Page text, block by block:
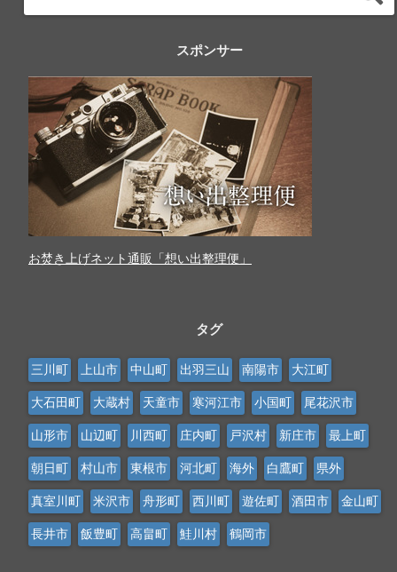
スポンサー
お焚き上げネット通販「想い出整理便」
タグ
三川町 上山市 中山町 出羽三山 南陽市 大江町
大石田町 大蔵村 天童市 寒河江市 小国町 尾花沢市
山形市 山辺町 川西町 庄内町 戸沢村 新庄市 最上町
朝日町 村山市 東根市 河北町 海外 白鷹町 県外
真室川町 米沢市 舟形町 西川町 遊佐町 酒田市 金山町
長井市 飯豊町 高畠町 鮭川村 鶴岡市